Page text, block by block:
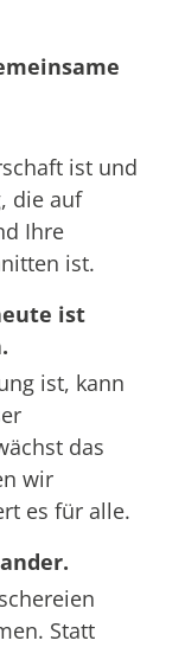
ist und
die auf
Ihre
ist.
ist
ist, kann
das
wir
es für alle.
Statt